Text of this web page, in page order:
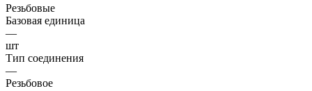
Резьбовые
Базовая единица
—
шт
Тип соединения
—
Резьбовое